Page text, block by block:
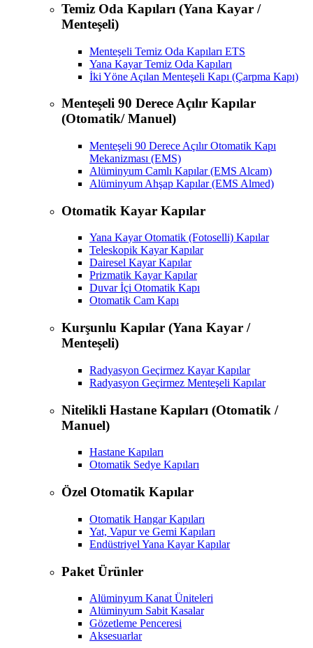
Temiz Oda Kapıları (Yana Kayar /
Menteşeli)
Menteşeli Temiz Oda Kapıları ETS
Yana Kayar Temiz Oda Kapıları
İki Yöne Açılan Menteşeli Kapı (Çarpma Kapı)
Menteşeli 90 Derece Açılır Kapılar
(Otomatik/ Manuel)
Menteşeli 90 Derece Açılır Otomatik Kapı
Mekanizması (EMS)
Alüminyum Camlı Kapılar (EMS Alcam)
Alüminyum Ahşap Kapılar (EMS Almed)
Otomatik Kayar Kapılar
Yana Kayar Otomatik (Fotoselli) Kapılar
Teleskopik Kayar Kapılar
Dairesel Kayar Kapılar
Prizmatik Kayar Kapılar
Duvar İçi Otomatik Kapı
Otomatik Cam Kapı
Kurşunlu Kapılar (Yana Kayar /
Menteşeli)
Radyasyon Geçirmez Kayar Kapılar
Radyasyon Geçirmez Menteşeli Kapılar
Nitelikli Hastane Kapıları (Otomatik /
Manuel)
Hastane Kapıları
Otomatik Sedye Kapıları
Özel Otomatik Kapılar
Otomatik Hangar Kapıları
Yat, Vapur ve Gemi Kapıları
Endüstriyel Yana Kayar Kapılar
Paket Ürünler
Alüminyum Kanat Üniteleri
Alüminyum Sabit Kasalar
Gözetleme Penceresi
Aksesuarlar